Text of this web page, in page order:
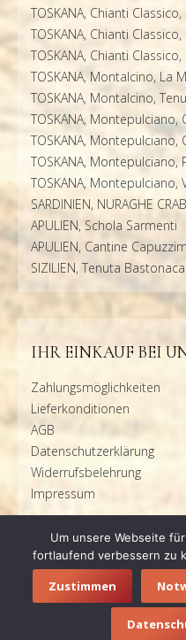
TOSKANA, Chianti
TOSKANA, Chianti
TOSKANA, Chianti
TOSKANA, Montalcino, La
TOSKANA, Montalcino,
TOSKANA, Montepulciano,
TOSKANA, Montepulciano,
TOSKANA, Montepulciano,
TOSKANA, Montepulciano,
SARDINIEN, NURAGHE
APULIEN, Schola Sarmenti
APULIEN, Cantine
SIZILIEN, Tenuta Bastonaca
IHR EINKAUF BEI
Zahlungsmöglichkeiten
Lieferkonditionen
AGB
Datenschutzerklärung
Widerrufsbelehrung
Impressum
© 2016 vino e letto |
Um unsere Webseite
fortlaufend verbessern zu
Zustimmen